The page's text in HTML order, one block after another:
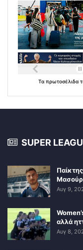
Τα πρωτοσέλιδα
SUPER
Αυγ 9,
αλλά
Αυγ 8,